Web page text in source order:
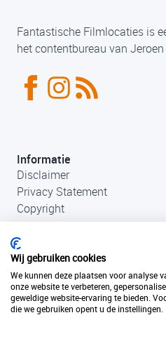
Fantastische Filmlocaties is
het contentbureau van
Informatie
Disclaimer
Privacy Statement
Copyright
Contact
Wij gebruiken cookies
We kunnen deze plaatsen voor analyse
onze website te verbeteren,
geweldige website-ervaring te bieden.
die we gebruiken opent u de instellingen.